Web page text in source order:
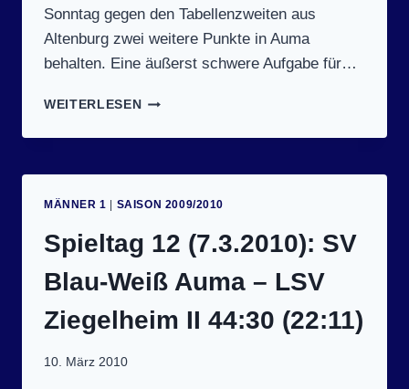
Sonntag gegen den Tabellenzweiten aus
Altenburg zwei weitere Punkte in Auma
behalten. Eine äußerst schwere Aufgabe für…
WEITERLESENSPIELTAG
(14.3.2010):
BLAU-
V A
UFBAU A
LTENBURG I
7:28 (
MÄNNER 1 SAISON 2009/2010
Spieltag 12 (7.3.2010): SV
Blau-Weiß Auma – LSV
Ziegelheim II 44:30 (22:11)
10. März 2010